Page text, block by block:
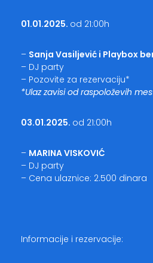
01.01.2025. od 21:00h
– Sanja Vasiljević i Playbox
– DJ party
– Pozovite za rezervaciju*
*Ulaz zavisi od raspoloževih
03.01.2025. od 21:00h
– MARINA VISKOVIĆ
– DJ party
– Cena ulaznice: 2.500 dinara
Informacije i rezervacije: